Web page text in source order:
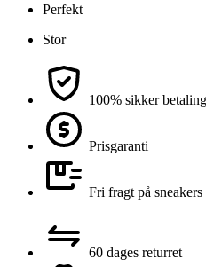
Perfekt
Stor
100% sikker betaling
Prisgaranti
Fri fragt på sneakers
60 dages returret